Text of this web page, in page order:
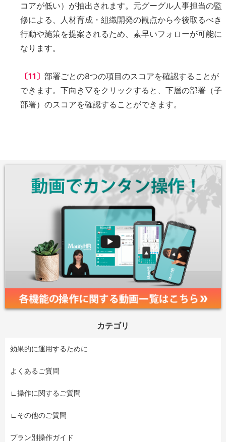
コアが低い）が抽出されます。元グーグル人事担当の監
修による、人材育成・組織開発の観点から今後取るべき
行動や施策を提案されるため、素早いフォローが可能に
なります。
〔11〕 部署ごとの8つの項目のスコアを確認することが
できます。下向き▽をクリックすると、下層の部署（子
部署）のスコアを確認することができます。
カテゴリ
効果的に運用するために
よくあるご質問
∟操作に関するご質問
∟その他のご質問
プラン別操作ガイド